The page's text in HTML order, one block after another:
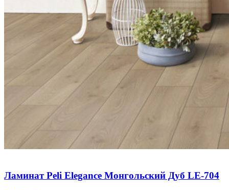
Ламинат Peli Elegance Монгольский Дуб LE-704